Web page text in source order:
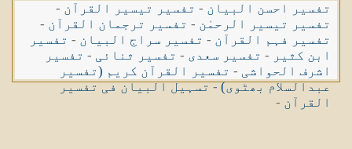
تفسیر احسن البیان - تفسیر تیسیر القرآن -
تفسیر تیسیر الرحمٰن - تفسیر ترجمان القرآن -
تفسیر فہم القرآن - تفسیر سراج البیان - تفسیر
ابن کثیر - تفسیر سعدی - تفسیر ثنائی - تفسیر
اشرف الحواشی - تفسیر القرآن کریم (تفسیر
عبدالسلام بھٹوی)-تسہیل البیان فی تفسیر
القرآن -